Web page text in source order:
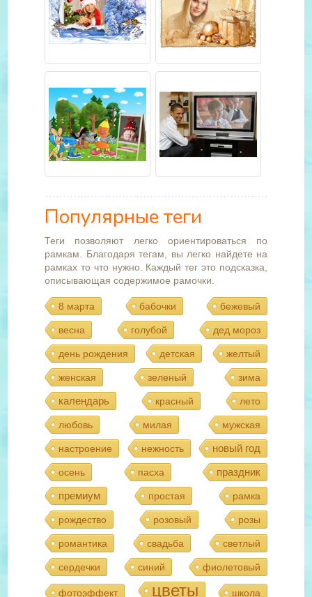
Популярные теги
Теги позволяют легко ориентироваться по
рамкам. Благодаря тегам, вы легко найдете на
рамках то что нужно. Каждый тег это подсказка,
описывающая содержимое рамочки.
8 марта бабочки бежевый
весна голубой дед мороз
день рождения детская желтый
женская зеленый зима
календарь красный лето
любовь милая мужская
настроение нежность новый год
осень пасха
праздник
премиум
простая рамка
рождество розовый розы
романтика свадьба светлый
сердечки синий фиолетовый
фотоэффект цветы школа